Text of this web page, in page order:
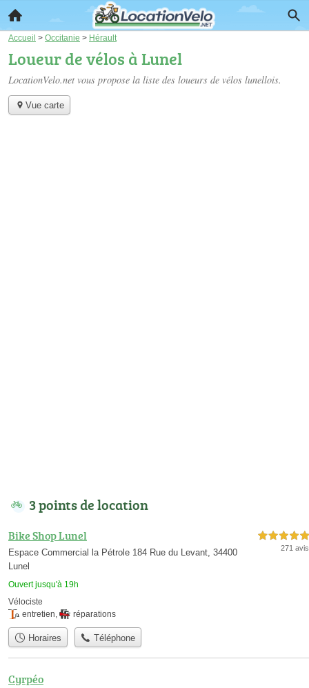
Accueil > Occitanie > Hérault
Loueur de vélos à Lunel
LocationVelo.net vous propose la liste des loueurs de vélos lunellois.
Vue carte
3 points de location
Bike Shop Lunel
Espace Commercial la Pétrole 184 Rue du Levant, 34400
Lunel
Ouvert jusqu'à 19h
5,0 étoiles sur 5
271 avis
Vélociste
entretien, réparations
Horaires Téléphone
Cyrpéo